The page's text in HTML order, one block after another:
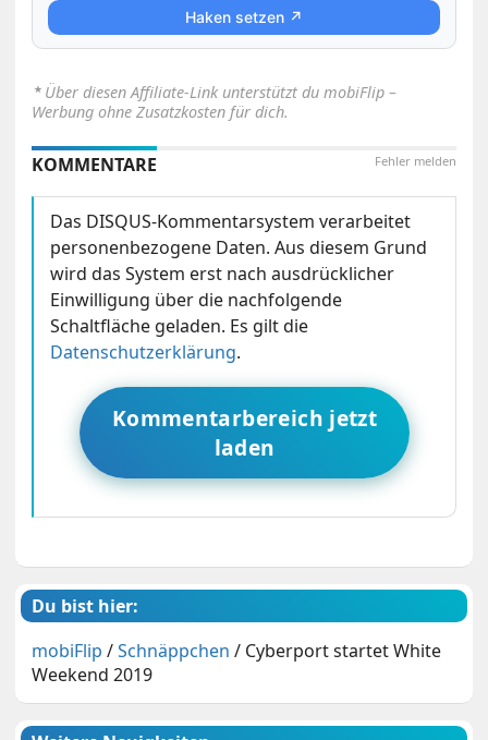
Haken setzen ↗
⋆ Über diesen Affiliate-Link unterstützt du mobiFlip –
Werbung ohne Zusatzkosten für dich.
Fehler melden
KOMMENTARE
Das DISQUS-Kommentarsystem verarbeitet
personenbezogene Daten. Aus diesem Grund
wird das System erst nach ausdrücklicher
Einwilligung über die nachfolgende
Schaltfläche geladen. Es gilt die
Datenschutzerklärung.
Kommentarbereich jetzt
laden
Du bist hier:
mobiFlip /Schnäppchen / Cyberport startet White
Weekend 2019